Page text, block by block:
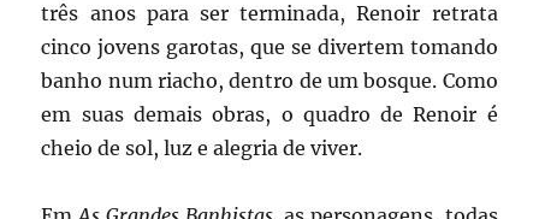
três anos para ser terminada, Renoir retrata
cinco jovens garotas, que se divertem tomando
banho num riacho, dentro de um bosque. Como
em suas demais obras, o quadro de Renoir é
cheio de sol, luz e alegria de viver.